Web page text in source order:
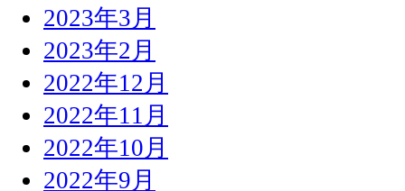
2023年3月
2023年2月
2022年12月
2022年11月
2022年10月
2022年9月